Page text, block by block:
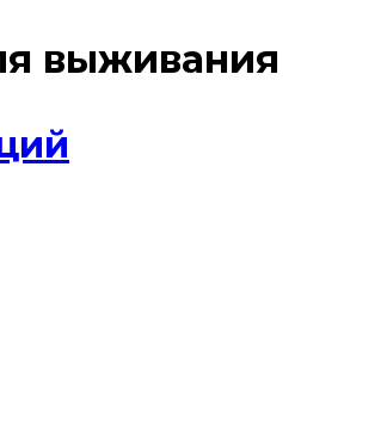
выживания